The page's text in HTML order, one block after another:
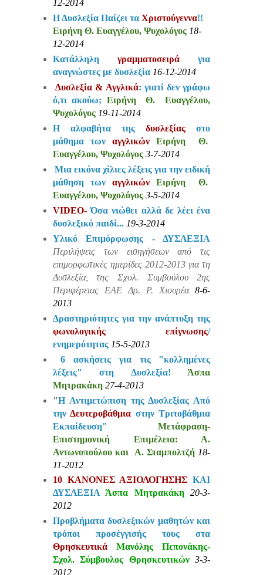
12-2014
Η Δυσλεξία Παίζει τα Χριστούγεννα!!
Ειρήνη Θ. Ευαγγέλου, Ψυχολόγος 18-
12-2014
Κατάλληλη γραμματοσειρά για
αναγνώστες με δυσλεξία 16-12-2014
Δυσλεξία & Αγγλικά: γιατί δεν γράφω
ό,τι ακούω; Ειρήνη Θ. Ευαγγέλου,
Ψυχολόγος 19-11-2014
Η αλφαβήτα τηςδυσλεξίας στο
μάθημα των αγγλικών
Ειρήνη Θ.
Ευαγγέλου, Ψυχολόγος 3-7-2014
Μια εικόνα χίλιες λέξεις για την ειδική
μάθηση των αγγλικών
Ειρήνη Θ.
Ευαγγέλου, Ψυχολόγος 3-5-2014
VIDEO-Όσα νιώθει αλλά δε λέει ένα
δυσλεξικό παιδί... 19-3-2014
Υλικό Επιμόρφωσης - ΔΥΣΛΕΞΙΑ
Περιλήψεις των εισηγήσεων από τις
επιμορφωτικές ημερίδες 2012-2013για τη
Δυσλεξία, της Σχολ. Συμβούλου 2ης
Περιφέρειας ΕΑΕ Δρ. Ρ. Χιουρέα8-6-
2013
Δραστηριότητες για την ανάπτυξη της
φωνολογικής επίγνωσης/
ενημερότητας 15-5-2013
6 ασκήσεις για τις "κολλημένες
λέξεις" στη Δυσλεξία!Άσπα
Μητρακάκη 27-4-2013
"Η Αντιμετώπιση της Δυσλεξίας Από
τηνΔευτεροβάθμια στην Τριτοβάθμια
Εκπαίδευση"Μετάφραση-
Επιστημονική Επιμέλεια: Α.
Αντωνοπούλου και Α. Σταμπολτζή 18-
11-2012
10 ΚΑΝΟΝΕΣ ΑΞΙΟΛΟΓΗΣΗΣ ΚΑΙ
ΔΥΣΛΕΞΙΑΆσπα Μητρακάκη
20-3-
2012
Προβλήματα δυσλεξικών μαθητών και
τρόποι προσέγγισής τους στα
Θρησκευτικά
Μανόλης Πεπονάκης-
Σχολ. Σύμβουλος Θρησκευτικών3-3-
2012